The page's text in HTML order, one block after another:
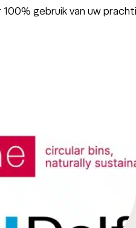
100% gebruik van uw